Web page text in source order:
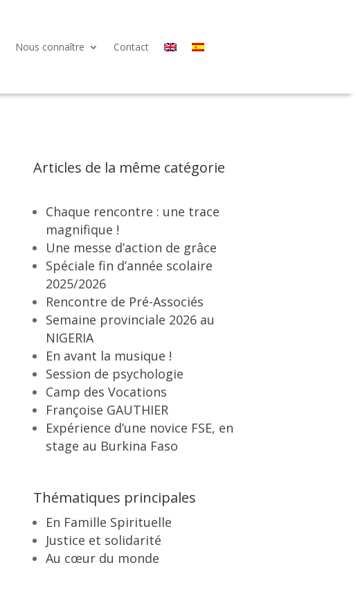
Nous connaître Contact
Articles de la même catégorie
Chaque rencontre : une trace
magnifique !
Une messe d’action de grâce
Spéciale fin d’année scolaire
2025/2026
Rencontre de Pré-Associés
Semaine provinciale 2026 au
NIGERIA
En avant la musique !
Session de psychologie
Camp des Vocations
Françoise GAUTHIER
Expérience d’une novice FSE, en
stage au Burkina Faso
Thématiques principales
En Famille Spirituelle
Justice et solidarité
Au cœur du monde